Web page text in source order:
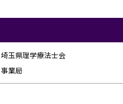
埼玉県理学療法士会
事業局